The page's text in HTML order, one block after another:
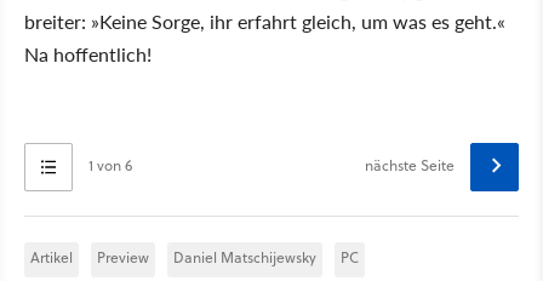
breiter: »Keine Sorge, ihr erfahrt gleich, um was es geht.«
Na hoffentlich!
1 von 6 nächste Seite
Artikel Preview Daniel Matschijewsky PC